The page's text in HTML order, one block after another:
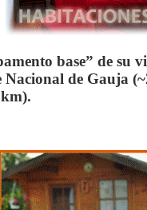
base” de su
de Gauja